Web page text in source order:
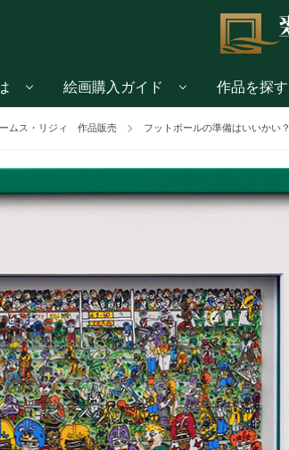
絵画購入ガイド 作品を探す
ムス・リジィ 作品販売 フットボールの準備はいいかい？